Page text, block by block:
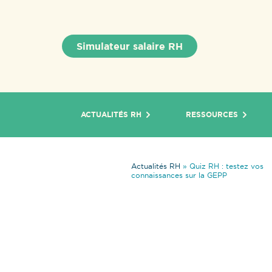
Simulateur salaire RH
ACTUALITÉS RH RESSOURCES
Actualités RH » Quiz RH : testez vos
connaissances sur la GEPP